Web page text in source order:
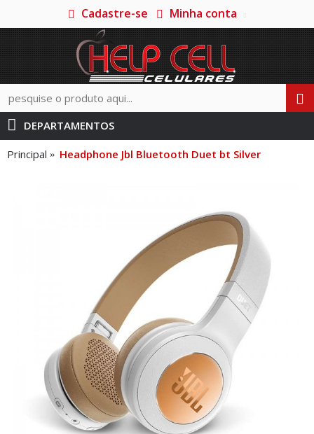
Cadastre-se Minha conta
DEPARTAMENTOS
Principal Headphone Jbl Bluetooth Duet bt Silver